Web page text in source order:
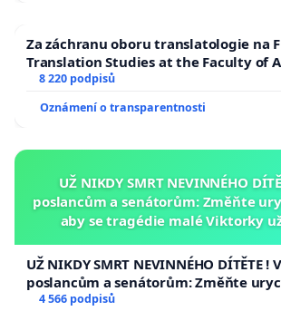
Za záchranu oboru translatologie na
Translation Studies at the Faculty of
University
8 220 podpisů
Oznámení o transparentnosti
UŽ NIKDY SMRT NEVINNÉHO
poslancům a senátorům: Změňte
aby se tragédie malé Viktorky
UŽ NIKDY SMRT NEVINNÉHO DÍTĚTE !
poslancům a senátorům: Změňte
aby se tragédie malé Viktorky už
4 566 podpisů